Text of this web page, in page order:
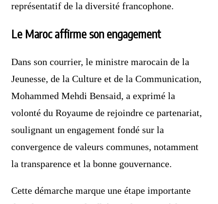
représentatif de la diversité francophone.
Le Maroc affirme son engagement
Dans son courrier, le ministre marocain de la
Jeunesse, de la Culture et de la Communication,
Mohammed Mehdi Bensaid, a exprimé la
volonté du Royaume de rejoindre ce partenariat,
soulignant un engagement fondé sur la
convergence de valeurs communes, notamment
la transparence et la bonne gouvernance.
Cette démarche marque une étape importante